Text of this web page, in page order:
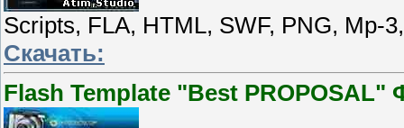
Scripts, FLA, HTML, SWF, PNG, Mp-
Скачать:
Flash Template "Best